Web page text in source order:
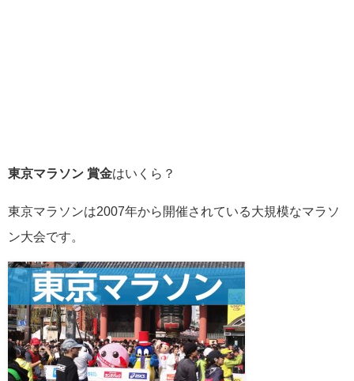
東京マラソン 賞金はいくら？
東京マラソンは2007年から開催されている大規模なマラソ
ン大会です。